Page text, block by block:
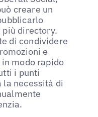
creare un
più directory.
di condividere
e
modo rapido
i punti
la necessità di